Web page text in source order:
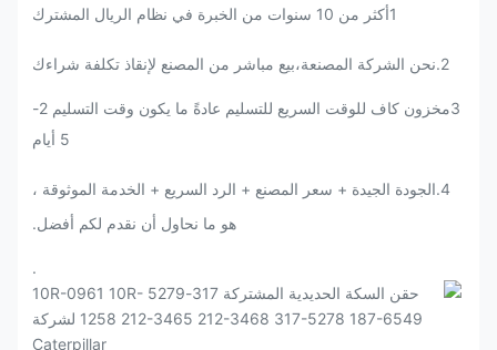
1أكثر من 10 سنوات من الخبرة في نظام الريال المشترك
2. نحن الشركة المصنعة،بيع مباشر من المصنع لإنقاذ تكلفة شراءك
3مخزون كاف للوقت السريع للتسليم عادةً ما يكون وقت التسليم 2-
5 أيام
4.الجودة الجيدة + سعر المصنع + الرد السريع + الخدمة الموثوقة ،
هو ما نحاول أن نقدم لكم أفضل.
.